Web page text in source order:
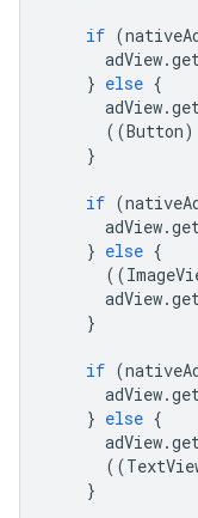
if (
adView.
} else {
adView.
((Button)
}
if (
adView.
} else {
((
adView.
}
if (
adView.
} else {
adView.
((
}